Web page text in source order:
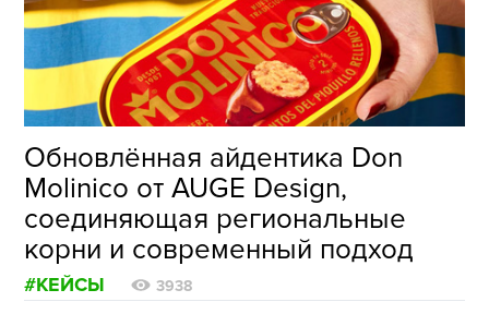
Обновлённая айдентика Don
Molinico от AUGE Design,
соединяющая региональные
корни и современный подход
#КЕЙСЫ 3938
ФОТОГРАФИЯ
ТИПОГРАФИКА
ИСТОРИИ БРЕНДОВ
О ПРОЕКТЕ
РЕКЛАМА
КОНТАКТЫ